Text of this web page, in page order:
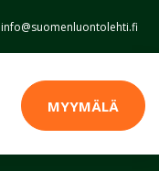
info@suomenluontolehti.fi
MYYMÄLÄ